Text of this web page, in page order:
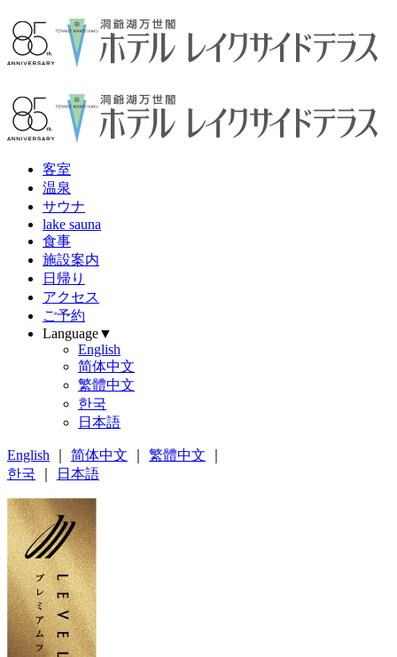
客室
温泉
サウナ
lake sauna
食事
施設案内
日帰り
アクセス
ご予約
Language▼
English
简体中文
繁體中文
한국
日本語
English 简体中文 繁體中文
한국
日本語